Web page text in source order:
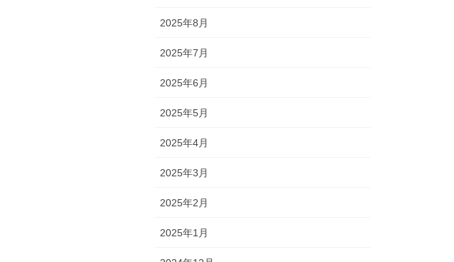
2025年8月
2025年7月
2025年6月
2025年5月
2025年4月
2025年3月
2025年2月
2025年1月